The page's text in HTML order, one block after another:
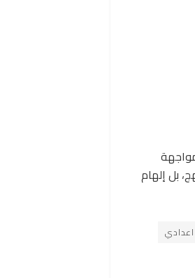
بل إلهام
اعدادي